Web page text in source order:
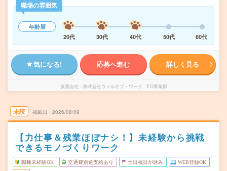
職場の雰囲気
年齢層
20代
30代 40代 50代 60代
気になる! 応募へ進む 詳しく見る
派遣会社 株式会社ウィルオブ・ワーク FO事業部
未読 掲載日 2026/08/09
【力仕事＆残業ほぼナシ！】未経験から挑戦
できるモノづくりワーク
職種未経験OK 交通費別途支給あり 土日祝日が休み WEB登録OK